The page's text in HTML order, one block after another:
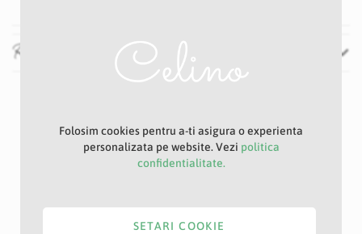
Recenzii
Folosim cookies pentru a-ti asigura o experienta
personalizata pe website. Vezi politica
confidentialitate.
SETARI COOKIE